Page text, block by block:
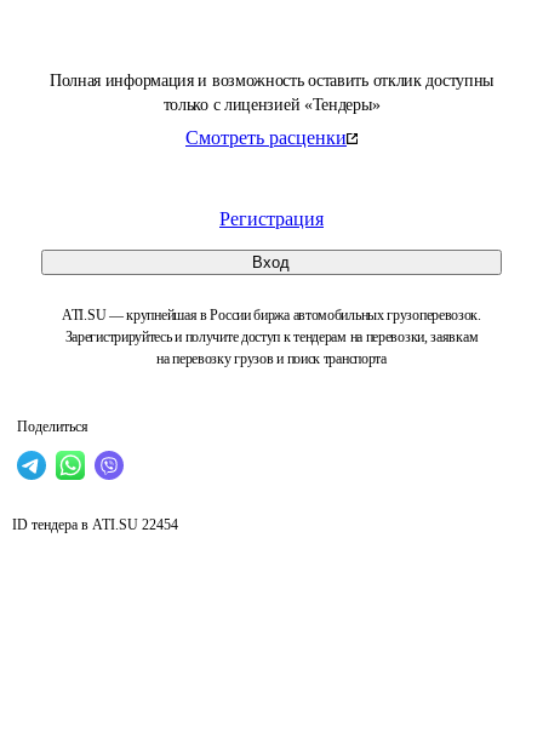
Полная информация и возможность оставить отклик доступны
только с лицензией «Тендеры»
Смотреть расценки
Регистрация
Вход
ATI.SU — крупнейшая в России биржа автомобильных грузоперевозок.
Зарегистрируйтесь и получите доступ к тендерам на перевозки, заявкам
на перевозку грузов и поиск транспорта
Поделиться
ID тендера в ATI.SU 22454